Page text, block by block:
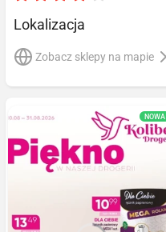
Lokalizacja
Zobacz sklepy na mapie
NOWA